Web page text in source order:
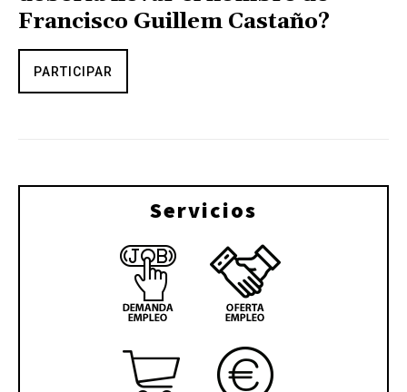
Francisco Guillem Castaño?
PARTICIPAR
Servicios